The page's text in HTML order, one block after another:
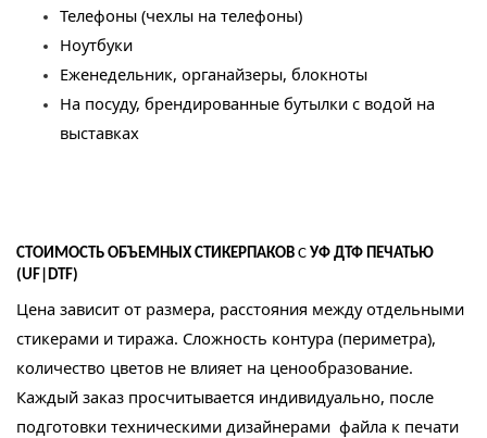
Телефоны (чехлы на телефоны)
Ноутбуки
Еженедельник, органайзеры, блокноты
На посуду, брендированные бутылки с водой на
выставках
СТОИМОСТЬ ОБЪЕМНЫХ СТИКЕРПАКОВ С УФ ДТФ ПЕЧАТЬЮ
(UF|DTF)
Цена зависит от размера, расстояния между отдельными
стикерами и тиража. Сложность контура (периметра),
количество цветов не влияет на ценообразование.
Каждый заказ просчитывается индивидуально, после
подготовки техническими дизайнерами файла к печати